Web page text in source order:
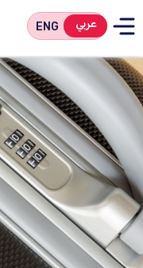
ENG عربي